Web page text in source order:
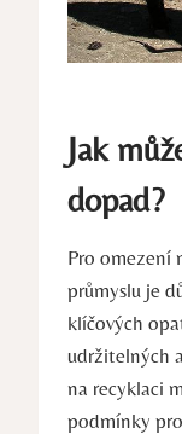
Jak
dopad?
Pro omezení
průmyslu je
klíčových
udržitelných
na recyklaci
podmínky